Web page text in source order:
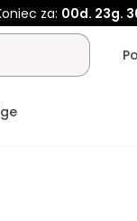
za: 00d. 23g.